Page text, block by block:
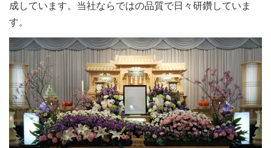
成しています。当社ならではの品質で日々研鑽していま
す。